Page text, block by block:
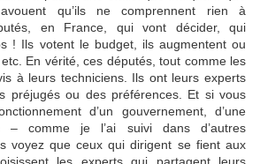
qu’ils ne comprennent rien à
en France, qui vont décider, qui
! Ils votent le budget, ils augmentent ou
En vérité, ces députés, tout comme les
à leurs techniciens. Ils ont leurs experts
préjugés ou des préférences. Et si vous
d’un gouvernement, d’une
– comme je l’ai suivi dans d’autres
voyez que ceux qui dirigent se fient aux
les experts qui partagent leurs